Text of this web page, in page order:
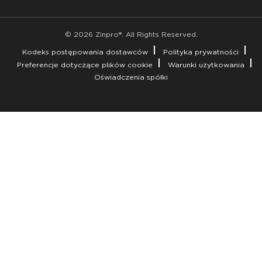
© 2026 Zinpro®. All Rights Reserved.
Kodeks postępowania dostawców
Polityka prywatności
Preferencje dotyczące plików cookie
Warunki użytkowania
Oświadczenia spółki